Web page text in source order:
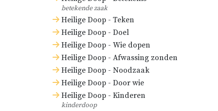
betekende zaak
Heilige Doop - Teken
Heilige Doop - Doel
Heilige Doop - Wie dopen
Heilige Doop - Afwassing zonden
Heilige Doop - Noodzaak
Heilige Doop - Door wie
Heilige Doop - Kinderen
kinderdoop